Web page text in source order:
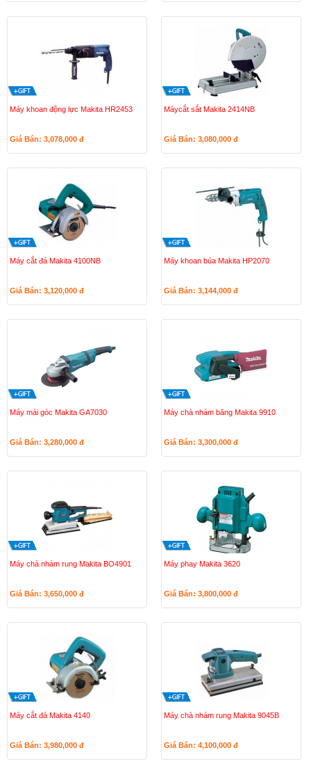
Máy khoan động lực Makita HR2453
Giá Bán: 3,078,000 đ
Máycắt sắt Makita 2414NB
Giá Bán: 3,080,000 đ
Máy cắt đá Makita 4100NB
Giá Bán: 3,120,000 đ
Máy khoan búa Makita HP2070
Giá Bán: 3,144,000 đ
Máy mài góc Makita GA7030
Giá Bán: 3,280,000 đ
Máy chà nhám băng Makita 9910
Giá Bán: 3,300,000 đ
Máy chà nhám rung Makita BO4901
Giá Bán: 3,650,000 đ
Máy phay Makita 3620
Giá Bán: 3,800,000 đ
Máy cắt đá Makita 4140
Giá Bán: 3,980,000 đ
Máy chà nhám rung Makita 9045B
Giá Bán: 4,100,000 đ